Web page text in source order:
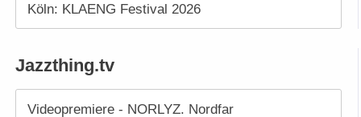
Köln: KLAENG Festival 2026
Jazzthing.tv
Videopremiere - NORLYZ. Nordfar